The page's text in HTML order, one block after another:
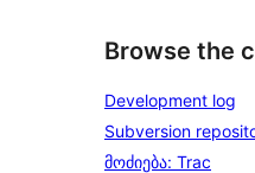
Browse the
Development log
Subversion
მოძიება: Trac